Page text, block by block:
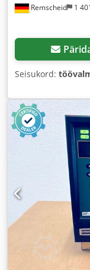
Remscheid 1
Seisukord: